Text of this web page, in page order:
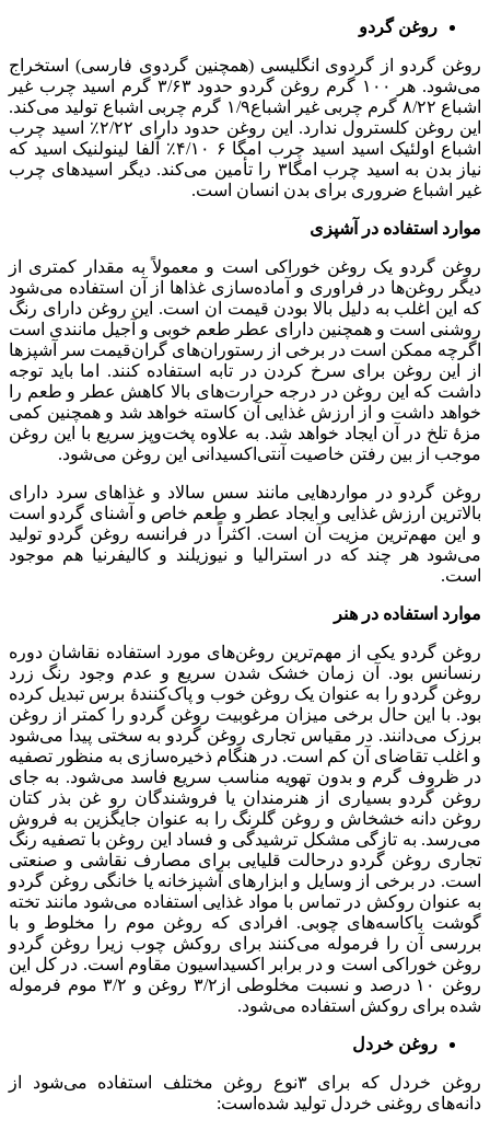
روغن گردو
روغن گردو از گردوی انگلیسی (همچنین گردوی فارسی) استخراج
می‌شود. هر ۱۰۰ گرم روغن گردو حدود ۳/۶۳ گرم اسید چرب غیر
اشباع ۸/۲۲ گرم چربی غیر اشباع۱/۹ گرم چربی اشباع تولید می‌کند.
این روغن کلسترول ندارد. این روغن حدود دارای ۲/۲۲٪ اسید چرب
اشباع اولئیک اسید اسید چرب امگا ۶ ۴/۱۰٪ آلفا لینولنیک اسید که
نیاز بدن به اسید چرب امگا۳ را تأمین می‌کند. دیگر اسیدهای چرب
غیر اشباع ضروری برای بدن انسان است.
موارد استفاده در آشپزی
روغن گردو یک روغن خوراکی است و معمولاً به مقدار کمتری از
دیگر روغن‌ها در فراوری و آماده‌سازی غذاها از آن استفاده می‌شود
که این اغلب به دلیل بالا بودن قیمت ان است. این روغن دارای رنگ
روشنی است و همچنین دارای عطر طعم خوبی و آجیل مانندی است
اگرچه ممکن است در برخی از رستوران‌های گران‌قیمت سر آشپزها
از این روغن برای سرخ کردن در تابه استفاده کنند. اما باید توجه
داشت که این روغن در درجه حرارت‌های بالا کاهش عطر و طعم را
خواهد داشت و از ارزش غذایی آن کاسته خواهد شد و همچنین کمی
مزهٔ تلخ در آن ایجاد خواهد شد. به علاوه پخت‌وپز سریع با این روغن
موجب از بین رفتن خاصیت آنتی‌اکسیدانی این روغن می‌شود.
روغن گردو در مواردهایی مانند سس سالاد و غذاهای سرد دارای
بالاترین ارزش غذایی و ایجاد عطر و طعم خاص و آشنای گردو است
و این مهم‌ترین مزیت آن است. اکثراً در فرانسه روغن گردو تولید
می‌شود هر چند که در استرالیا و نیوزیلند و کالیفرنیا هم موجود
است.
موارد استفاده در هنر
روغن گردو یکی از مهم‌ترین روغن‌های مورد استفاده نقاشان دوره
رنسانس بود. آن زمان خشک شدن سریع و عدم وجود رنگ زرد
روغن گردو را به عنوان یک روغن خوب و پاک‌کنندهٔ برس تبدیل کرده
بود. با این حال برخی میزان مرغوبیت روغن گردو را کمتر از روغن
برزک می‌دانند. در مقیاس تجاری روغن گردو به سختی پیدا می‌شود
و اغلب تقاضای آن کم است. در هنگام ذخیره‌سازی به منظور تصفیه
در ظروف گرم و بدون تهویه مناسب سریع فاسد می‌شود. به جای
روغن گردو بسیاری از هنرمندان یا فروشندگان رو غن بذر کتان
روغن دانه خشخاش و روغن گلرنگ را به عنوان جایگزین به فروش
می‌رسد. به تازگی مشکل ترشیدگی و فساد این روغن با تصفیه رنگ
تجاری روغن گردو درحالت قلیایی برای مصارف نقاشی و صنعتی
است. در برخی از وسایل و ابزارهای آشپزخانه یا خانگی روغن گردو
به عنوان روکش در تماس با مواد غذایی استفاده می‌شود مانند تخته
گوشت باکاسه‌های چوبی. افرادی که روغن موم را مخلوط و با
بررسی آن را فرموله می‌کنند برای روکش چوب زیرا روغن گردو
روغن خوراکی است و در برابر اکسیداسیون مقاوم است. در کل این
روغن ۱۰ درصد و نسبت مخلوطی از۳/۲ روغن و ۳/۲ موم فرموله
شده برای روکش استفاده می‌شود.
روغن خردل
روغن خردل که برای ۳نوع روغن مختلف استفاده می‌شود از
دانه‌های روغنی خردل تولید شده‌است: